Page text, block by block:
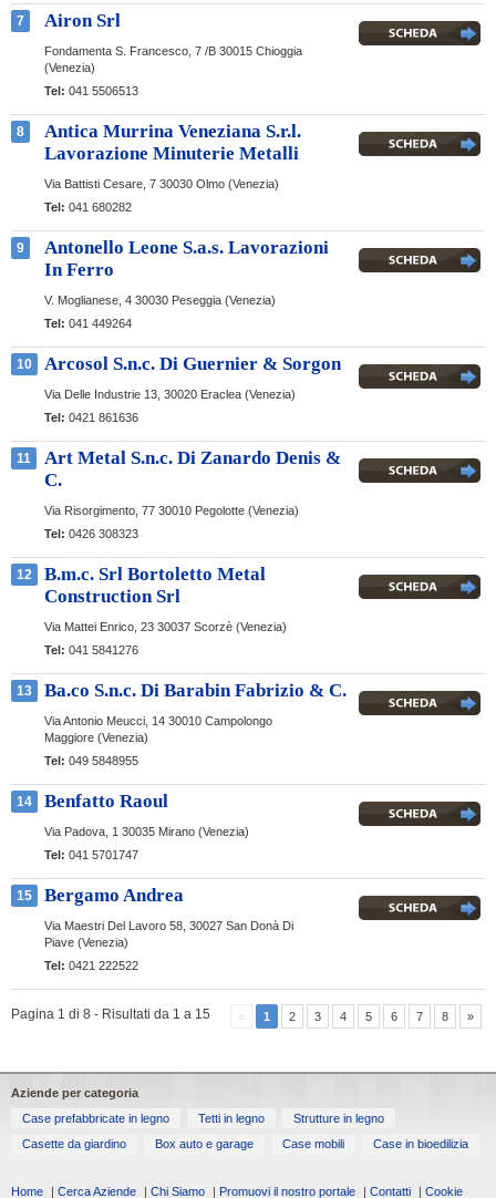
7 Airon Srl
Fondamenta S. Francesco, 7 /B 30015 Chioggia
(Venezia)
Tel: 041 5506513
8
Antica Murrina Veneziana S.r.l.
Lavorazione Minuterie Metalli
Via Battisti Cesare, 7 30030 Olmo (Venezia)
Tel: 041 680282
9
Antonello Leone S.a.s. Lavorazioni
In Ferro
V. Moglianese, 4 30030 Peseggia (Venezia)
Tel: 041 449264
10 Arcosol S.n.c. Di Guernier & Sorgon
Via Delle Industrie 13, 30020 Eraclea (Venezia)
Tel: 0421 861636
11
Art Metal S.n.c. Di Zanardo Denis &
C.
Via Risorgimento, 77 30010 Pegolotte (Venezia)
Tel: 0426 308323
12
B.m.c. Srl Bortoletto Metal
Construction Srl
Via Mattei Enrico, 23 30037 Scorzè (Venezia)
Tel: 041 5841276
13 Ba.co S.n.c. Di Barabin Fabrizio & C.
Via Antonio Meucci, 14 30010 Campolongo
Maggiore (Venezia)
Tel: 049 5848955
14 Benfatto Raoul
Via Padova, 1 30035 Mirano (Venezia)
Tel: 041 5701747
15 Bergamo Andrea
Via Maestri Del Lavoro 58, 30027 San Donà Di
Piave (Venezia)
Tel: 0421 222522
Pagina 1 di 8 - Risultati da 1 a 15 « 1 2 3 4 5 6 7 8 »
Aziende per categoria
Case prefabbricate in legno
Tetti in legno
Strutture in legno
Casette da giardino
Box auto e garage Case mobili Case in bioedilizia
Home | Cerca Aziende | Chi Siamo | Promuovi il nostro portale | Contatti | Cookie